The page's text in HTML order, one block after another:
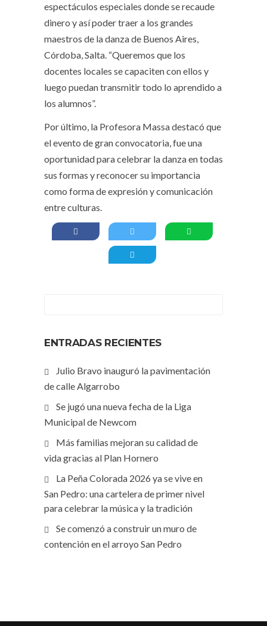
espectáculos especiales donde se recaude
dinero y así poder traer a los grandes
maestros de la danza de Buenos Aires,
Córdoba, Salta. “Queremos que los
docentes locales se capaciten con ellos y
luego puedan transmitir todo lo aprendido a
los alumnos”.
Por último, la Profesora Massa destacó que
el evento de gran convocatoria, fue una
oportunidad para celebrar la danza en todas
sus formas y reconocer su importancia
como forma de expresión y comunicación
entre culturas.
ENTRADAS RECIENTES
Julio Bravo inauguró la pavimentación
de calle Algarrobo
Se jugó una nueva fecha de la Liga
Municipal de Newcom
Más familias mejoran su calidad de
vida gracias al Plan Hornero
La Peña Colorada 2026 ya se vive en
San Pedro: una cartelera de primer nivel
para celebrar la música y la tradición
Se comenzó a construir un muro de
contención en el arroyo San Pedro